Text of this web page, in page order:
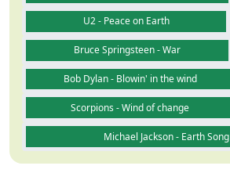
U2 - Peace on Earth
Bruce Springsteen - War
Bob Dylan - Blowin' in the wind
Scorpions - Wind of change
Michael Jackson - Earth Song